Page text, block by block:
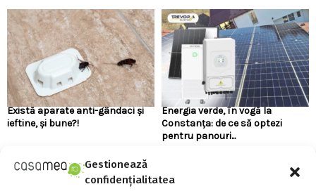
Gestionează
confidențialitatea
Există aparate anti-gândaci și
ieftine, și bune?!
Energia verde, în vogă la
Constanța: de ce să optezi
pentru panouri...
URMARESTE-NE PE FACEBOOK